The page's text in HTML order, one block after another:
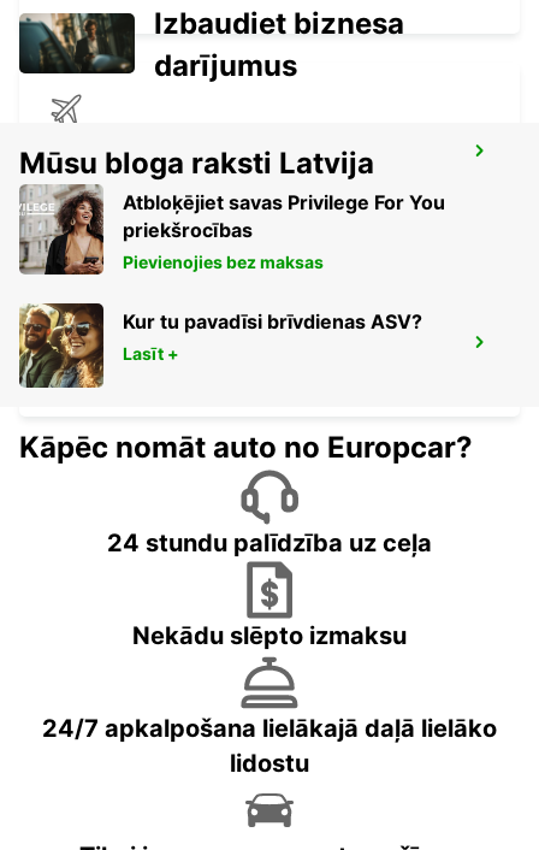
FORT LAUDERDALE AIRPORT
FORT LAUDERDALE - UNITED STATES OF
AMERICA
MIAMI AIRPORT
MIAMI - UNITED STATES OF AMERICA
Izbaudiet biznesa
darījumus
Mūsu bloga raksti Latvija
Atbloķējiet savas Privilege For You
priekšrocības
Pievienojies bez maksas
Kur tu pavadīsi brīvdienas ASV?
Lasīt +
Kāpēc nomāt auto no Europcar?
24 stundu palīdzība uz ceļa
Nekādu slēpto izmaksu
24/7 apkalpošana lielākajā daļā lielāko
lidostu